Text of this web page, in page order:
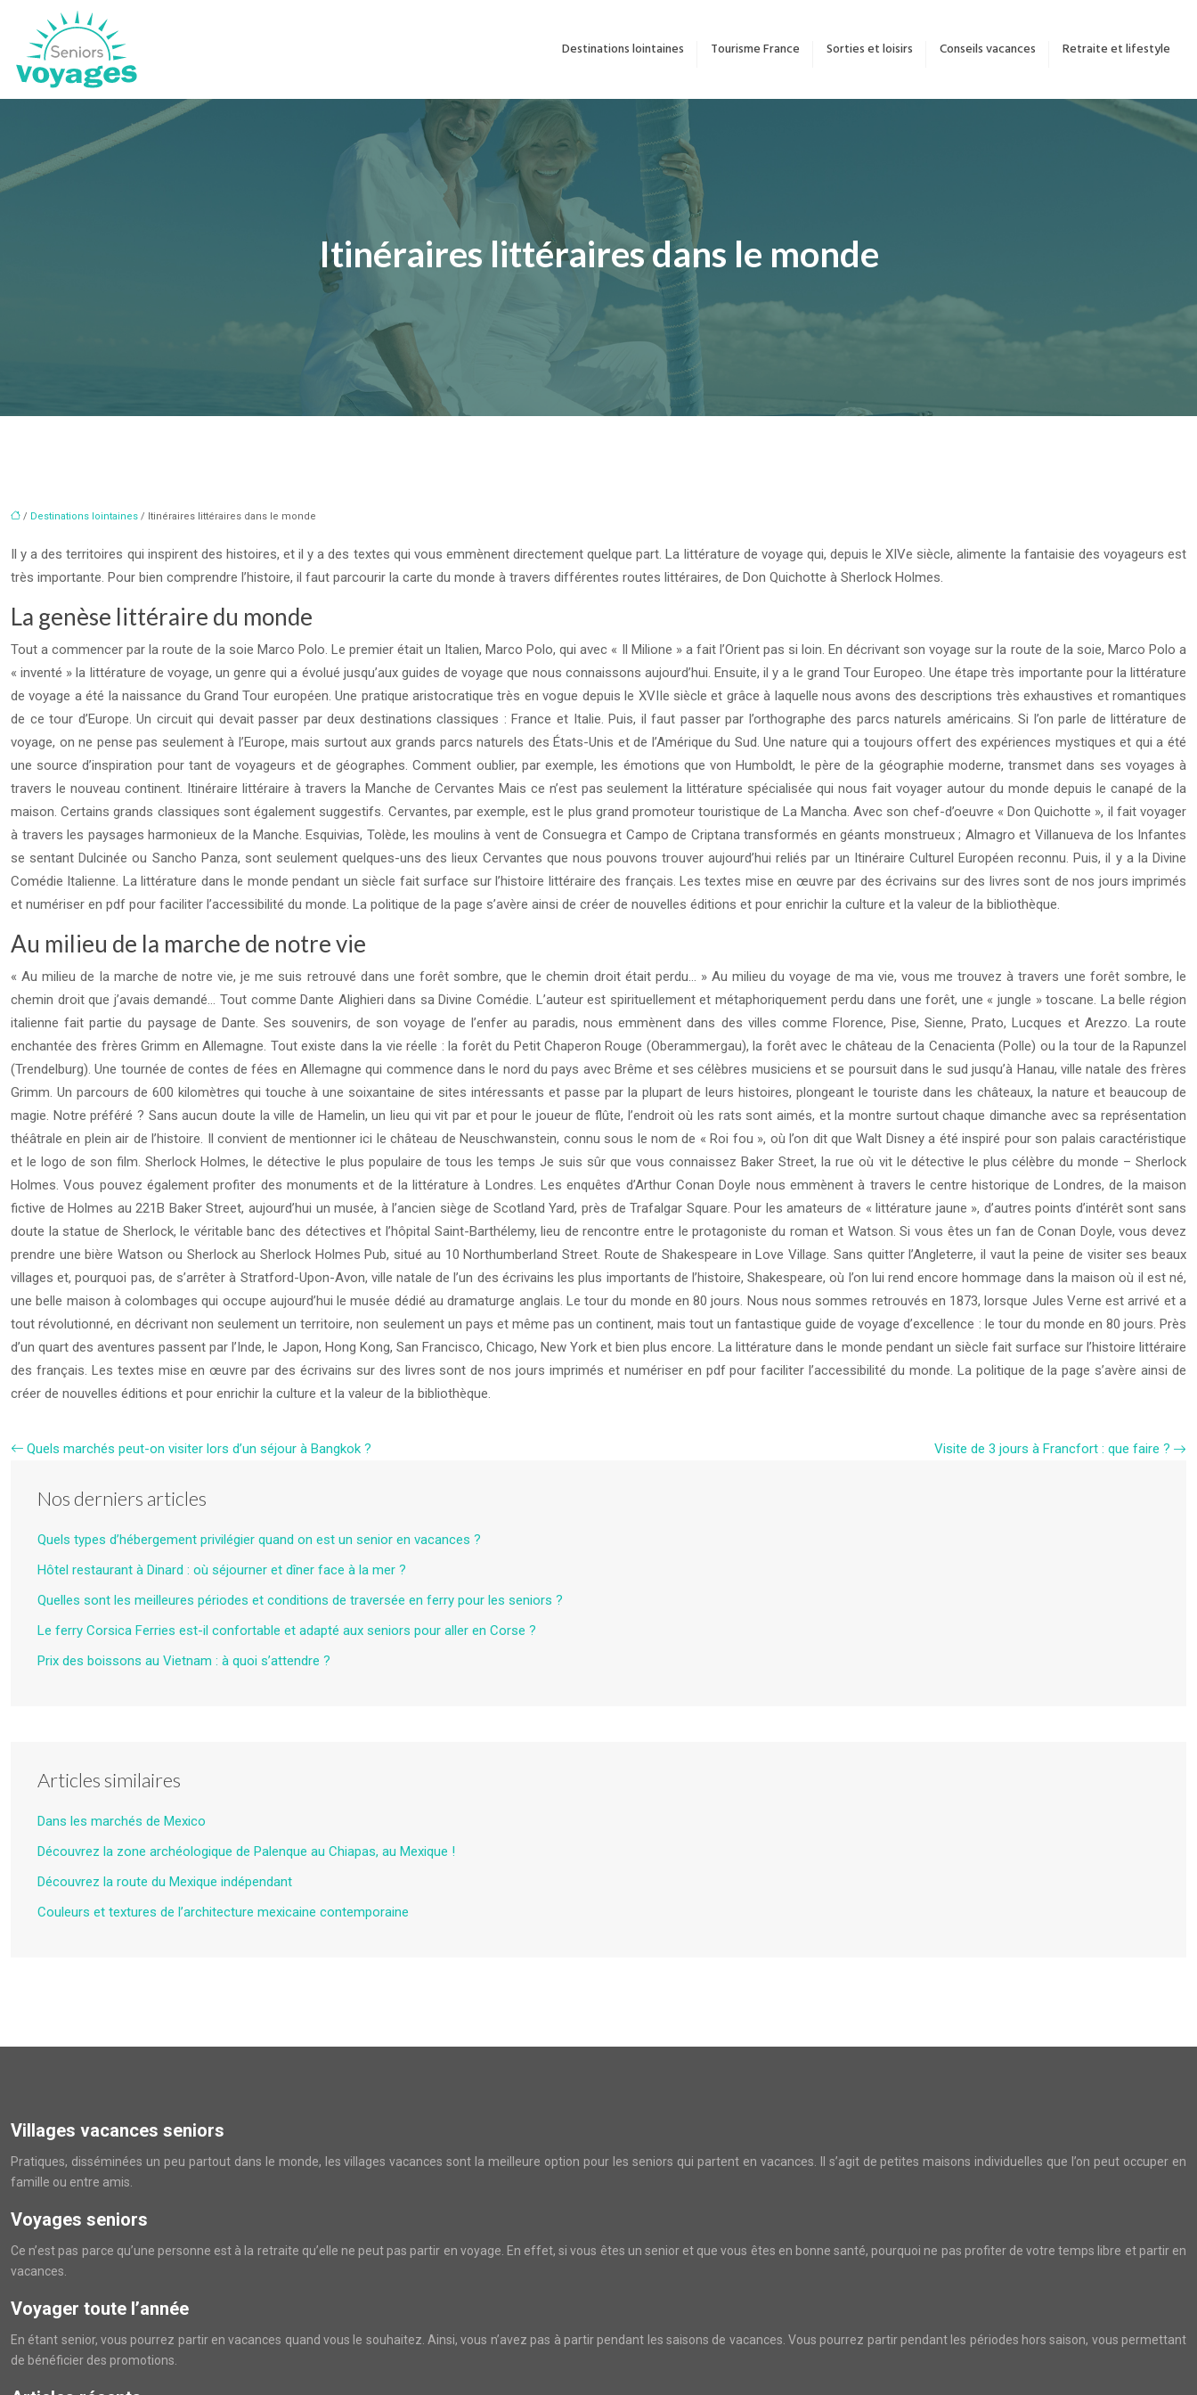
Destinations lointaines Tourisme France Sorties et loisirs Conseils vacances Retraite et lifestyle
Itinéraires littéraires dans le monde
/ Destinations lointaines / Itinéraires littéraires dans le monde
Il y a des territoires qui inspirent des histoires, et il y a des textes qui vous emmènent directement quelque part. La littérature de voyage qui, depuis le XIVe siècle, alimente la fantaisie des voyageurs est
très importante. Pour bien comprendre l’histoire, il faut parcourir la carte du monde à travers différentes routes littéraires, de Don Quichotte à Sherlock Holmes.
La genèse littéraire du monde
Tout a commencer par la route de la soie Marco Polo. Le premier était un Italien, Marco Polo, qui avec « Il Milione » a fait l’Orient pas si loin. En décrivant son voyage sur la route de la soie, Marco Polo a
« inventé » la littérature de voyage, un genre qui a évolué jusqu’aux guides de voyage que nous connaissons aujourd’hui. Ensuite, il y a le grand Tour Europeo. Une étape très importante pour la littérature
de voyage a été la naissance du Grand Tour européen. Une pratique aristocratique très en vogue depuis le XVIIe siècle et grâce à laquelle nous avons des descriptions très exhaustives et romantiques
de ce tour d’Europe. Un circuit qui devait passer par deux destinations classiques : France et Italie. Puis, il faut passer par l’orthographe des parcs naturels américains. Si l’on parle de littérature de
voyage, on ne pense pas seulement à l’Europe, mais surtout aux grands parcs naturels des États-Unis et de l’Amérique du Sud. Une nature qui a toujours offert des expériences mystiques et qui a été
une source d’inspiration pour tant de voyageurs et de géographes. Comment oublier, par exemple, les émotions que von Humboldt, le père de la géographie moderne, transmet dans ses voyages à
travers le nouveau continent. Itinéraire littéraire à travers la Manche de Cervantes Mais ce n’est pas seulement la littérature spécialisée qui nous fait voyager autour du monde depuis le canapé de la
maison. Certains grands classiques sont également suggestifs. Cervantes, par exemple, est le plus grand promoteur touristique de La Mancha. Avec son chef-d’oeuvre « Don Quichotte », il fait voyager
à travers les paysages harmonieux de la Manche. Esquivias, Tolède, les moulins à vent de Consuegra et Campo de Criptana transformés en géants monstrueux ; Almagro et Villanueva de los Infantes
se sentant Dulcinée ou Sancho Panza, sont seulement quelques-uns des lieux Cervantes que nous pouvons trouver aujourd’hui reliés par un Itinéraire Culturel Européen reconnu. Puis, il y a la Divine
Comédie Italienne. La littérature dans le monde pendant un siècle fait surface sur l’histoire littéraire des français. Les textes mise en œuvre par des écrivains sur des livres sont de nos jours imprimés
et numériser en pdf pour faciliter l’accessibilité du monde. La politique de la page s’avère ainsi de créer de nouvelles éditions et pour enrichir la culture et la valeur de la bibliothèque.
Au milieu de la marche de notre vie
« Au milieu de la marche de notre vie, je me suis retrouvé dans une forêt sombre, que le chemin droit était perdu… » Au milieu du voyage de ma vie, vous me trouvez à travers une forêt sombre, le
chemin droit que j’avais demandé… Tout comme Dante Alighieri dans sa Divine Comédie. L’auteur est spirituellement et métaphoriquement perdu dans une forêt, une « jungle » toscane. La belle région
italienne fait partie du paysage de Dante. Ses souvenirs, de son voyage de l’enfer au paradis, nous emmènent dans des villes comme Florence, Pise, Sienne, Prato, Lucques et Arezzo. La route
enchantée des frères Grimm en Allemagne. Tout existe dans la vie réelle : la forêt du Petit Chaperon Rouge (Oberammergau), la forêt avec le château de la Cenacienta (Polle) ou la tour de la Rapunzel
(Trendelburg). Une tournée de contes de fées en Allemagne qui commence dans le nord du pays avec Brême et ses célèbres musiciens et se poursuit dans le sud jusqu’à Hanau, ville natale des frères
Grimm. Un parcours de 600 kilomètres qui touche à une soixantaine de sites intéressants et passe par la plupart de leurs histoires, plongeant le touriste dans les châteaux, la nature et beaucoup de
magie. Notre préféré ? Sans aucun doute la ville de Hamelin, un lieu qui vit par et pour le joueur de flûte, l’endroit où les rats sont aimés, et la montre surtout chaque dimanche avec sa représentation
théâtrale en plein air de l’histoire. Il convient de mentionner ici le château de Neuschwanstein, connu sous le nom de « Roi fou », où l’on dit que Walt Disney a été inspiré pour son palais caractéristique
et le logo de son film. Sherlock Holmes, le détective le plus populaire de tous les temps Je suis sûr que vous connaissez Baker Street, la rue où vit le détective le plus célèbre du monde – Sherlock
Holmes. Vous pouvez également profiter des monuments et de la littérature à Londres. Les enquêtes d’Arthur Conan Doyle nous emmènent à travers le centre historique de Londres, de la maison
fictive de Holmes au 221B Baker Street, aujourd’hui un musée, à l’ancien siège de Scotland Yard, près de Trafalgar Square. Pour les amateurs de « littérature jaune », d’autres points d’intérêt sont sans
doute la statue de Sherlock, le véritable banc des détectives et l’hôpital Saint-Barthélemy, lieu de rencontre entre le protagoniste du roman et Watson. Si vous êtes un fan de Conan Doyle, vous devez
prendre une bière Watson ou Sherlock au Sherlock Holmes Pub, situé au 10 Northumberland Street. Route de Shakespeare in Love Village. Sans quitter l’Angleterre, il vaut la peine de visiter ses beaux
villages et, pourquoi pas, de s’arrêter à Stratford-Upon-Avon, ville natale de l’un des écrivains les plus importants de l’histoire, Shakespeare, où l’on lui rend encore hommage dans la maison où il est né,
une belle maison à colombages qui occupe aujourd’hui le musée dédié au dramaturge anglais. Le tour du monde en 80 jours. Nous nous sommes retrouvés en 1873, lorsque Jules Verne est arrivé et a
tout révolutionné, en décrivant non seulement un territoire, non seulement un pays et même pas un continent, mais tout un fantastique guide de voyage d’excellence : le tour du monde en 80 jours. Près
d’un quart des aventures passent par l’Inde, le Japon, Hong Kong, San Francisco, Chicago, New York et bien plus encore. La littérature dans le monde pendant un siècle fait surface sur l’histoire littéraire
des français. Les textes mise en œuvre par des écrivains sur des livres sont de nos jours imprimés et numériser en pdf pour faciliter l’accessibilité du monde. La politique de la page s’avère ainsi de
créer de nouvelles éditions et pour enrichir la culture et la valeur de la bibliothèque.
Quels marchés peut-on visiter lors d’un séjour à Bangkok ? Visite de 3 jours à Francfort : que faire ?
Nos derniers articles
Quels types d’hébergement privilégier quand on est un senior en vacances ?
Hôtel restaurant à Dinard : où séjourner et dîner face à la mer ?
Quelles sont les meilleures périodes et conditions de traversée en ferry pour les seniors ?
Le ferry Corsica Ferries est-il confortable et adapté aux seniors pour aller en Corse ?
Prix des boissons au Vietnam : à quoi s’attendre ?
Articles similaires
Dans les marchés de Mexico
Découvrez la zone archéologique de Palenque au Chiapas, au Mexique !
Découvrez la route du Mexique indépendant
Couleurs et textures de l’architecture mexicaine contemporaine
Villages vacances seniors
Pratiques, disséminées un peu partout dans le monde, les villages vacances sont la meilleure option pour les seniors qui partent en vacances. Il s’agit de petites maisons individuelles que l’on peut occuper en
famille ou entre amis.
Voyages seniors
Ce n’est pas parce qu’une personne est à la retraite qu’elle ne peut pas partir en voyage. En effet, si vous êtes un senior et que vous êtes en bonne santé, pourquoi ne pas profiter de votre temps libre et partir en
vacances.
Voyager toute l’année
En étant senior, vous pourrez partir en vacances quand vous le souhaitez. Ainsi, vous n’avez pas à partir pendant les saisons de vacances. Vous pourrez partir pendant les périodes hors saison, vous permettant
de bénéficier des promotions.